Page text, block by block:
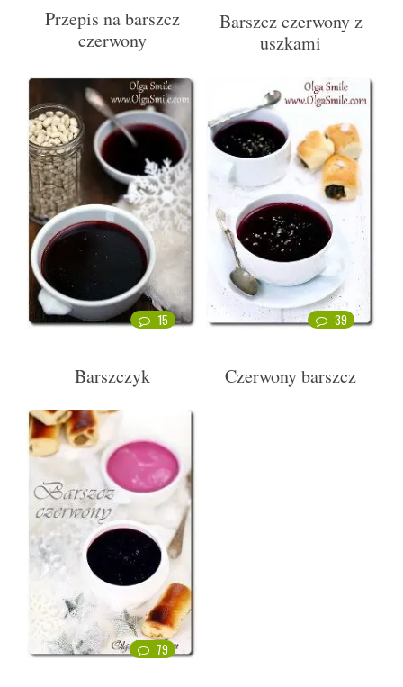
Przepis na barszcz
czerwony
Barszcz czerwony z
uszkami
15
Barszczyk
39
Czerwony barszcz
79